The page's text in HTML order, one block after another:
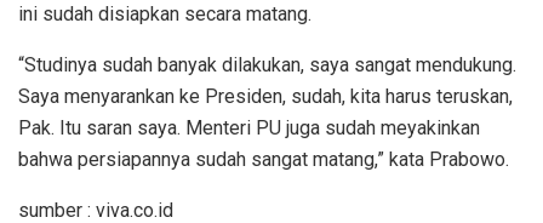
ini sudah disiapkan secara matang.
“Studinya sudah banyak dilakukan, saya sangat mendukung.
Saya menyarankan ke Presiden, sudah, kita harus teruskan,
Pak. Itu saran saya. Menteri PU juga sudah meyakinkan
bahwa persiapannya sudah sangat matang,” kata Prabowo.
sumber : viva.co.id